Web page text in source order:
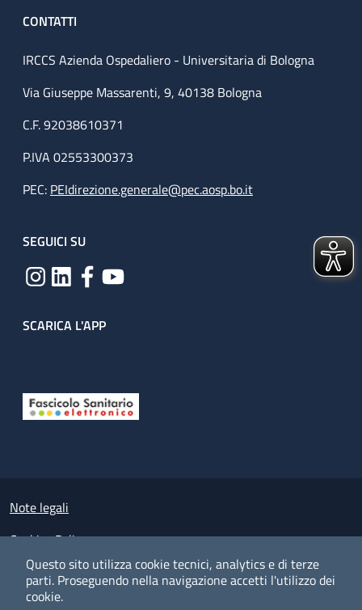
Questo sito utilizza cookie tecnici, analytics e di terze
parti. Proseguendo nella navigazione accetti l'utilizzo dei
cookie.
CONTATTI
IRCCS Azienda Ospedaliero - Universitaria di Bologna
Via Giuseppe Massarenti, 9, 40138 Bologna
C.F. 92038610371
P.IVA 02553300373
PEC: PEIdirezione.generale@pec.aosp.bo.it
SEGUICI SU
SCARICA L'APP
Small prints
Note legali
Cookies Policy
Policy privacy e protezione del dato personale
Albo pretorio on-line